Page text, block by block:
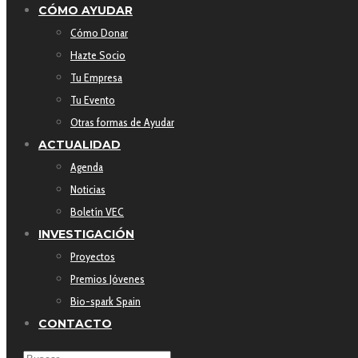
CÓMO AYUDAR
Cómo Donar
Hazte Socio
Tu Empresa
Tu Evento
Otras formas de Ayudar
ACTUALIDAD
Agenda
Noticias
Boletín VEC
INVESTIGACIÓN
Proyectos
Premios Jóvenes
Bio-spark Spain
CONTACTO